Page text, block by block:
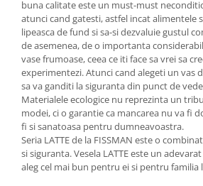
Ustensile cofetarie si patiserie
Ramekin
Tavi si forme prajituri
Aparate prajituri
Facalete
Forme briose
Lumanari tort
Ornare, insiropare si decorare
prajituri
buna calitate este un must-must
atunci cand gatesti, astfel incat alimentele
lipeasca de fund si sa-si dezvaluie gustul
de asemenea, de o importanta
vase frumoase, ceea ce iti face sa vrei sa
experimentezi. Atunci cand alegeti un vas
sa va ganditi la siguranta din punct de
Materialele ecologice nu reprezinta un
modei, ci o garantie ca mancarea nu va fi
fi si sanatoasa pentru dumneavoastra.
Seria LATTE de la FISSMAN este o
si siguranta. Vesela LATTE este un
aleg cel mai bun pentru ei si pentru familia